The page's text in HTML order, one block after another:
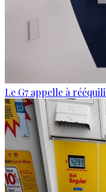
Le G7 appelle à